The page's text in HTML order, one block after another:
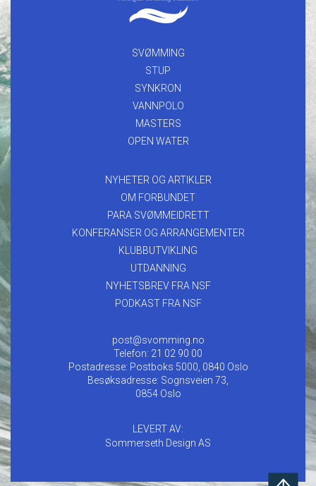
SVØMMING
STUP
SYNKRON
VANNPOLO
MASTERS
OPEN WATER
NYHETER OG ARTIKLER
OM FORBUNDET
PARA SVØMMEIDRETT
KONFERANSER OG ARRANGEMENTER
KLUBBUTVIKLING
UTDANNING
NYHETSBREV FRA NSF
PODKAST FRA NSF
post@svomming.no
Telefon: 21 02 90 00
Postadresse: Postboks 5000, 0840 Oslo
Besøksadresse: Sognsveien 73,
0854 Oslo
LEVERT AV:
Sommerseth Design AS